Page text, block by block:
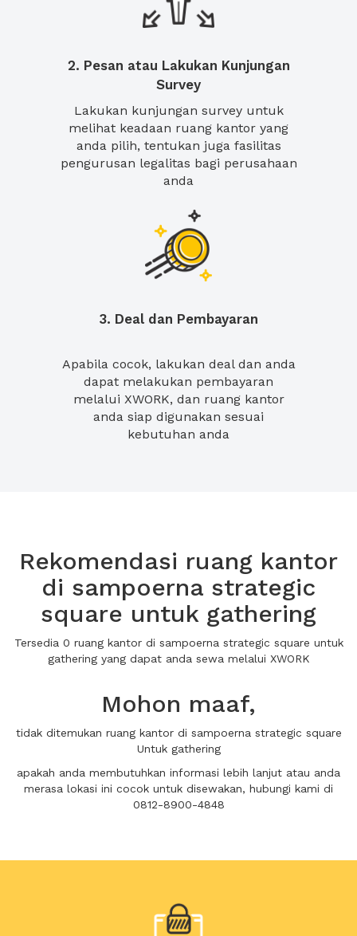
2. Pesan atau Lakukan Kunjungan
Survey
Lakukan kunjungan survey untuk
melihat keadaan ruang kantor yang
anda pilih, tentukan juga fasilitas
pengurusan legalitas bagi perusahaan
anda
3. Deal dan Pembayaran
Apabila cocok, lakukan deal dan anda
dapat melakukan pembayaran
melalui XWORK, dan ruang kantor
anda siap digunakan sesuai
kebutuhan anda
Rekomendasi ruang kantor
di sampoerna strategic
square untuk gathering
Tersedia 0 ruang kantor di sampoerna strategic square untuk
gathering yang dapat anda sewa melalui XWORK
Mohon maaf,
tidak ditemukan ruang kantor di sampoerna strategic square
Untuk gathering
apakah anda membutuhkan informasi lebih lanjut atau anda
merasa lokasi ini cocok untuk disewakan, hubungi kami di
0812-8900-4848